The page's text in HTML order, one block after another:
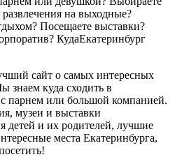
на выходные?
Посещаете выставки?
КудаЕкатеринбург
сайт о самых интересных
знаем куда сходить в
парнем или большой компанией.
музеи и выставки
детей и их родителей, лучшие
места Екатеринбурга,